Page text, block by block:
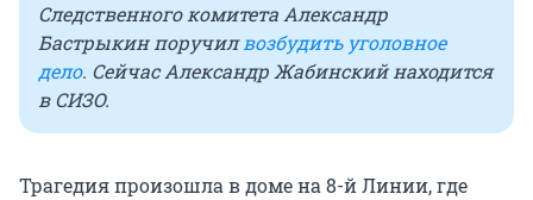
Следственного комитета Александр
Бастрыкин поручилвозбудить уголовное
дело. Сейчас Александр Жабинский находится
в СИЗО.
Трагедия произошла в доме на 8-й Линии, где